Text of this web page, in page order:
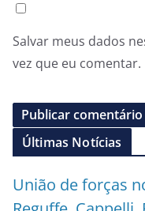
Salvar meus dados
vez que eu comentar.
Últimas Notícias
União de forças